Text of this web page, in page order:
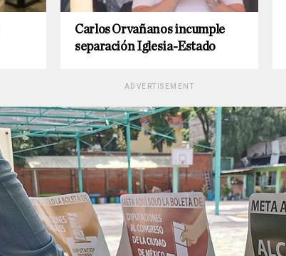
Carlos Orvañanos incumple
separación Iglesia-Estado
ADVERTISEMENT